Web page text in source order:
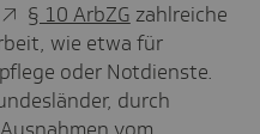
§ 10 ArbZG zahlreiche
wie etwa für
oder Notdienste.
durch